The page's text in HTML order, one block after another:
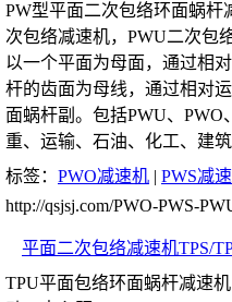
PW型平面二次包络环面蜗杆
次包络减速机，PWU二次包
以一个平面为母面，通过相
杆的齿面为母线，通过相对
面蜗杆副。包括PWU、
重、运输、石油、化工、建
标签： PWO减速机 | PWS减
http://qsjsj.com/PWO-PWS-
平面二次包络减速机TPS/
TPU平面包络环面蜗杆减速